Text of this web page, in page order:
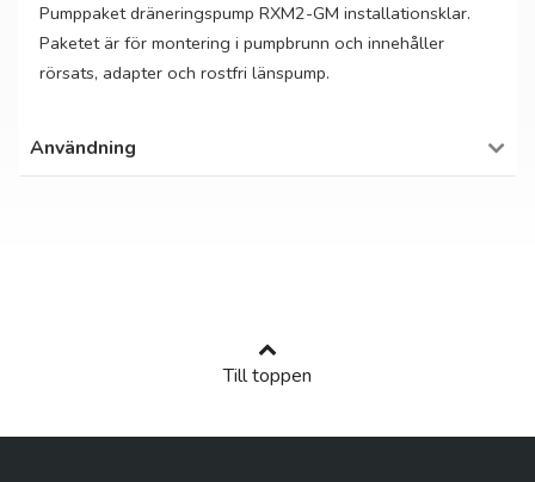
Pumppaket dräneringspump RXM2-GM installationsklar.
Paketet är för montering i pumpbrunn och innehåller
rörsats, adapter och rostfri länspump.
Användning
Till toppen